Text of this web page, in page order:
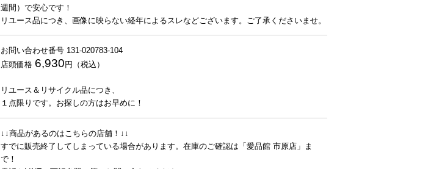
週間）で安心です！
リユース品につき、画像に映らない経年によるスレなどございます。ご了承くださいませ。
お問い合わせ番号 131-020783-104
店頭価格 6,930 円（税込）
リユース＆リサイクル品につき、
１点限りです。お探しの方はお早めに！
↓↓商品があるのはこちらの店舗！↓↓
すでに販売終了してしまっている場合があります。在庫のご確認は「愛品館 市原店」ま
で！